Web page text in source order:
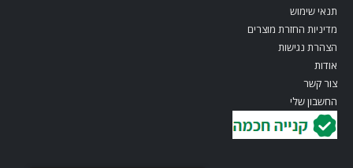
תנאי שימוש
מדיניות החזרת מוצרים
הצהרת נגישות
אודות
צור קשר
החשבון שלי